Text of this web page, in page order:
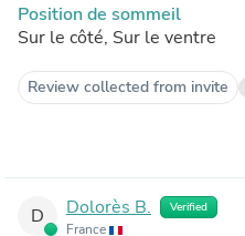
Position de sommeil
Sur le côté, Sur le ventre
Review collected from invite
D Dolorès B. Verified
France